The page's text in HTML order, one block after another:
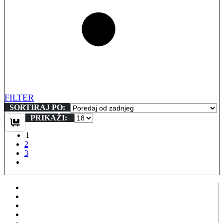
FILTER
SORTIRAJ PO:
PRIKAŽI:
1
2
3